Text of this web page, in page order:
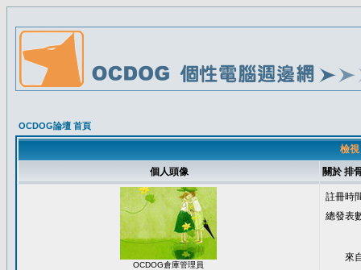
OCDOG論壇 首頁
檢
個人頭像
關於 排
OCDOG倉庫管理員
註冊時
總發表
來